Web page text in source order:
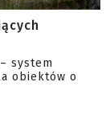
system
obiektów o